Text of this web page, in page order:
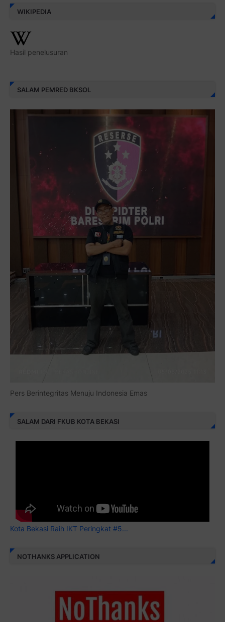
WIKIPEDIA
Hasil penelusuran
SALAM PEMRED BKSOL
Pers Berintegritas Menuju Indonesia Emas
SALAM DARI FKUB KOTA BEKASI
Kota Bekasi Raih IKT Peringkat #5...
NOTHANKS APPLICATION